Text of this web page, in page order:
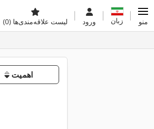
لیست علاقه‌مندی‌ها (0) ورود زبان منو
اهمیت